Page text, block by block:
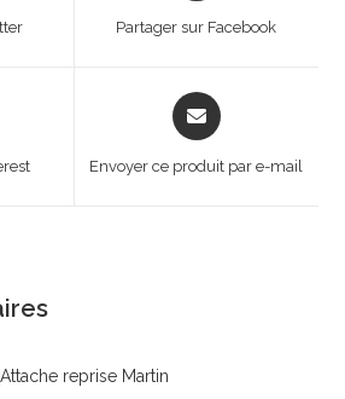
Partager sur Facebook
Opens
in
new
Envoyer ce produit par e-mail